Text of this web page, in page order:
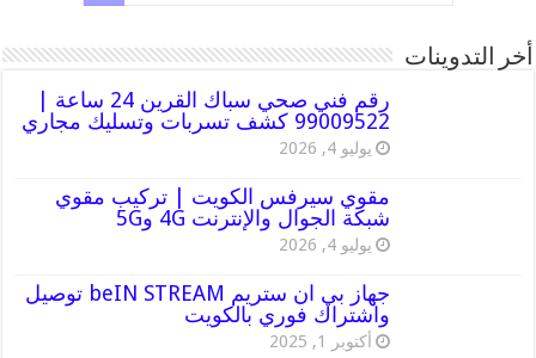
أخر التدوينات
رقم فني صحي سباك القرين 24 ساعة |
99009522 كشف تسربات وتسليك مجاري
يوليو 4, 2026
مقوي سيرفس الكويت | تركيب مقوي
شبكة الجوال والإنترنت 4G و5G
يوليو 4, 2026
جهاز بي ان ستريم beIN STREAM توصيل
واشتراك فوري بالكويت
أكتوبر 1, 2025